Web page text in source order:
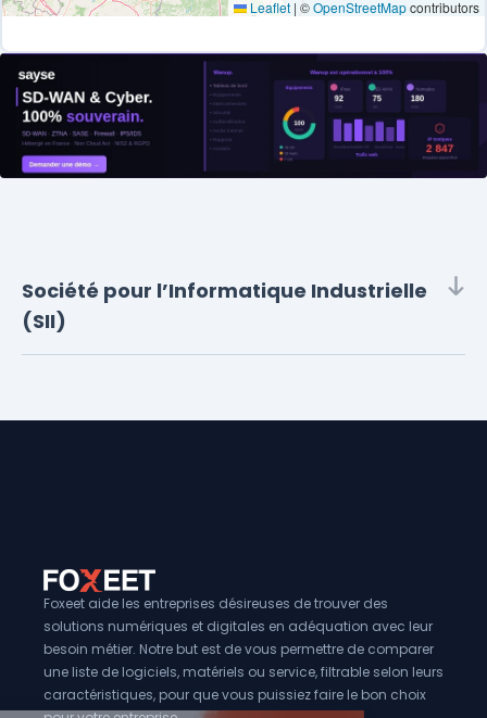
Leaflet | ©OpenStreetMapcontributors
Société pour l’Informatique Industrielle
(SII)
Foxeet aide les entreprises désireuses de trouver des
solutions numériques et digitales en adéquation avec leur
besoin métier. Notre but est de vous permettre de comparer
une liste de logiciels, matériels ou service, filtrable selon leurs
caractéristiques, pour que vous puissiez faire le bon choix